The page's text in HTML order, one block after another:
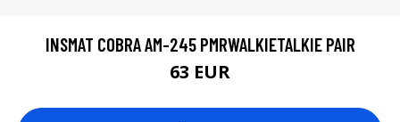
INSMAT COBRA AM-245 PMRWALKIETALKIE PAIR
63 EUR